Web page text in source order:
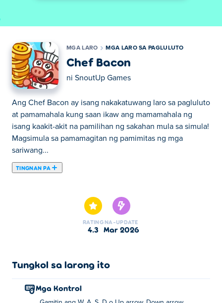
MGA LARO MGA LARO SA PAGLULUTO
Chef Bacon
ni SnoutUp Games
Ang Chef Bacon ay isang nakakatuwang laro sa pagluluto
at pamamahala kung saan ikaw ang mamamahala ng
isang kaakit-akit na pamilihan ng sakahan mula sa simula!
Magsimula sa pamamagitan ng pamimitas ng mga
sariwang...
TINGNAN PA
isang kaakit-akit na pamilihan ng sakahan mula sa simula!
Magsimula sa pamamagitan ng pamimitas ng mga
sariwang mansanas, pagsilbihan ang masasayang
mapanatiling maayos ang takbo ng mga bagay-bagay. I-
negosyo, at kumita ng mas maraming barya habang
lumalawak ang iyong pamilihan. Handa ka na bang
RATING
4.3
NA-UPDATE
Mar 2026
Tungkol sa larong ito
Mga Kontrol